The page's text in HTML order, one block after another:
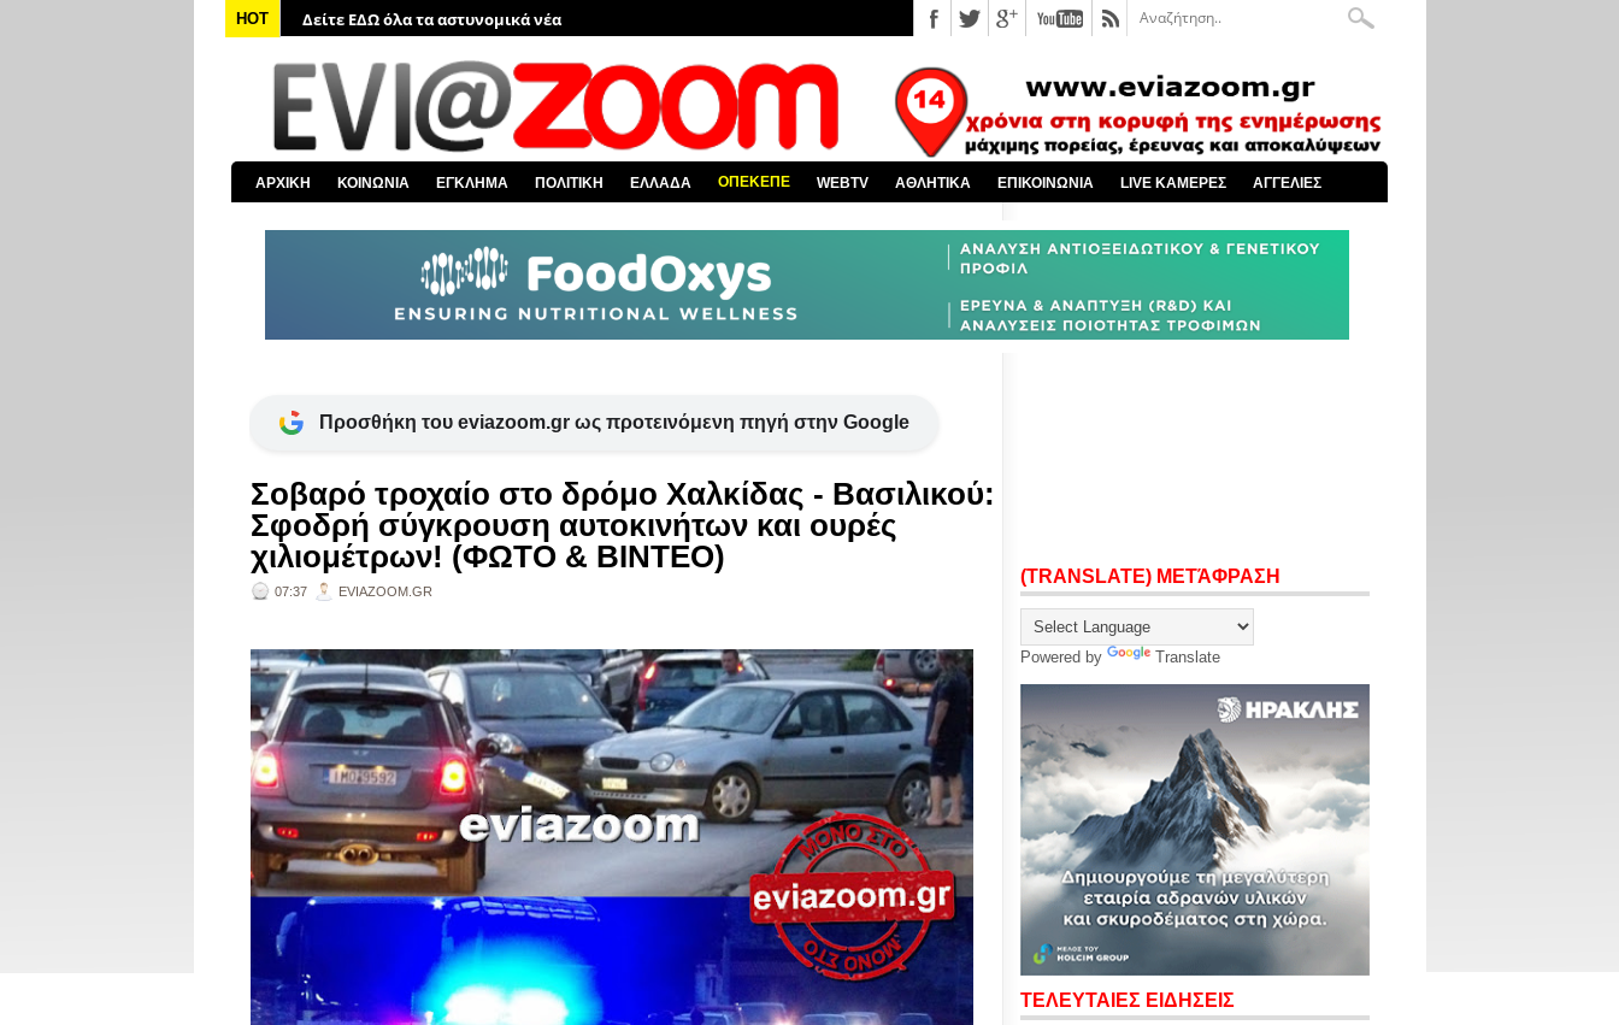
HOT
Δείτε ΕΔΩ όλα τα νέα από τον κόσμο
Δείτε ΕΔΩ όλα τα νέα για την Χαλκίδα και όλη την Εύβοια
Δείτε ΕΔΩ όλες τις ειδήσεις από την Ελλάδα
Δείτε ΕΔΩ όλα τα πολιτικά νέα
Δείτε ΕΔΩ τις αποκαλύψεις του EviaZoom.gr
ΑΡΧΙΚΗ ΚΟΙΝΩΝΙΑ ΕΓΚΛΗΜΑ ΠΟΛΙΤΙΚΗ ΕΛΛΑΔΑ ΟΠΕΚΕΠΕ WEBTV ΑΘΛΗΤΙΚΑ ΕΠΙΚΟΙΝΩΝΙΑ LIVE ΚΑΜΕΡΕΣ ΑΓΓΕΛΙΕΣ
Προσθήκη του eviazoom.gr ως προτεινόμενη πηγή στην Google
Σοβαρό τροχαίο στο δρόμο Χαλκίδας - Βασιλικού:
Σφοδρή σύγκρουση αυτοκινήτων και ουρές
χιλιομέτρων! (ΦΩΤΟ & ΒΙΝΤΕΟ)
07:37 EVIAZOOM.GR
(TRANSLATE) ΜΕΤΆΦΡΑΣΗ
Powered by Translate
ΤΕΛΕΥΤΑΙΕΣ ΕΙΔΗΣΕΙΣ